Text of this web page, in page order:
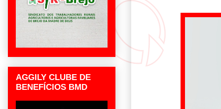
AGGILY CLUBE DE
BENEFÍCIOS BMD